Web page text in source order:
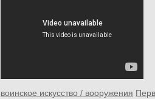
воинское искусство / вооружения